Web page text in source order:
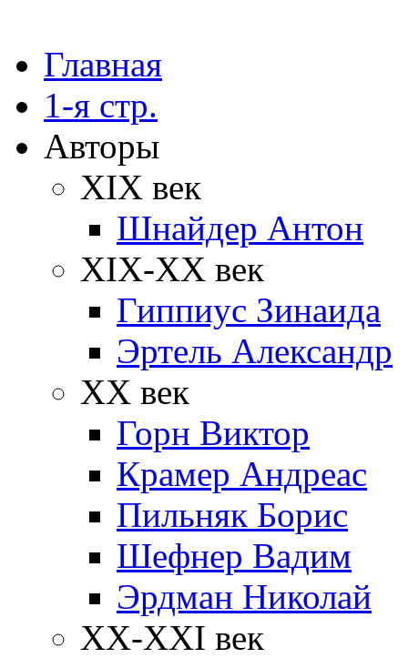
Главная
1-я стр.
Авторы
XIX век
Шнайдер Антон
XIX-XX век
Гиппиус Зинаида
Эртель Александр
XX век
Горн Виктор
Крамер Андреас
Пильняк Борис
Шефнер Вадим
Эрдман Николай
ХХ-XXI век